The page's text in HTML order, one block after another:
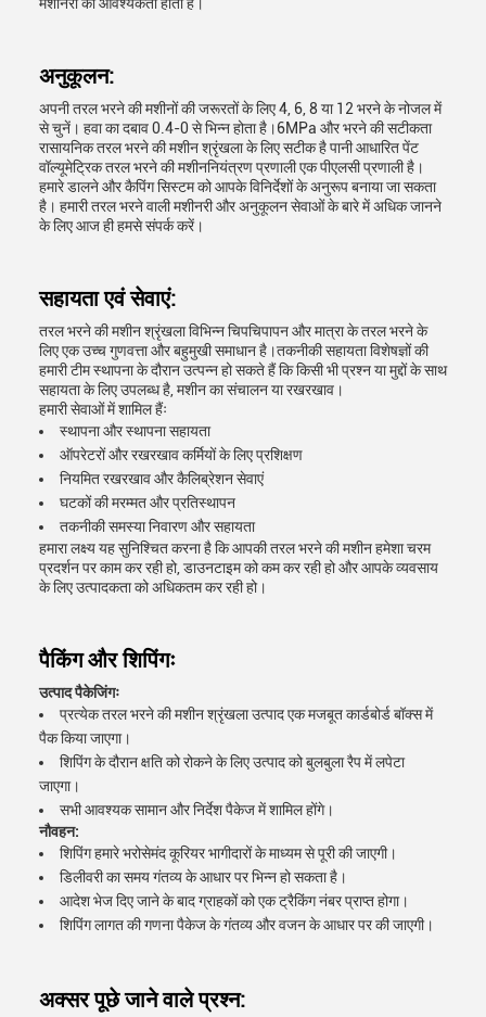
अनुकूलन:
अपनी तरल भरने की मशीनों की जरूरतों के लिए 4, 6, 8 या 12 भरने के नोजल में
से चुनें। हवा का दबाव 0.4-0 से भिन्न होता है।6MPa और भरने की सटीकता
रासायनिक तरल भरने की मशीन श्रृंखला के लिए सटीक है पानी आधारित पेंट
वॉल्यूमेट्रिक तरल भरने की मशीननियंत्रण प्रणाली एक पीएलसी प्रणाली है।
हमारे डालने और कैपिंग सिस्टम को आपके विनिर्देशों के अनुरूप बनाया जा सकता
है। हमारी तरल भरने वाली मशीनरी और अनुकूलन सेवाओं के बारे में अधिक जानने
के लिए आज ही हमसे संपर्क करें।
सहायता एवं सेवाएं:
तरल भरने की मशीन श्रृंखला विभिन्न चिपचिपापन और मात्रा के तरल भरने के
लिए एक उच्च गुणवत्ता और बहुमुखी समाधान है।तकनीकी सहायता विशेषज्ञों की
हमारी टीम स्थापना के दौरान उत्पन्न हो सकते हैं कि किसी भी प्रश्न या मुद्दों के साथ
सहायता के लिए उपलब्ध है, मशीन का संचालन या रखरखाव।
हमारी सेवाओं में शामिल हैंः
स्थापना और स्थापना सहायता
ऑपरेटरों और रखरखाव कर्मियों के लिए प्रशिक्षण
नियमित रखरखाव और कैलिब्रेशन सेवाएं
घटकों की मरम्मत और प्रतिस्थापन
तकनीकी समस्या निवारण और सहायता
हमारा लक्ष्य यह सुनिश्चित करना है कि आपकी तरल भरने की मशीन हमेशा चरम
प्रदर्शन पर काम कर रही हो, डाउनटाइम को कम कर रही हो और आपके व्यवसाय
के लिए उत्पादकता को अधिकतम कर रही हो।
पैकिंग और शिपिंगः
उत्पाद पैकेजिंगः
प्रत्येक तरल भरने की मशीन श्रृंखला उत्पाद एक मजबूत कार्डबोर्ड बॉक्स में
पैक किया जाएगा।
शिपिंग के दौरान क्षति को रोकने के लिए उत्पाद को बुलबुला रैप में लपेटा
जाएगा।
सभी आवश्यक सामान और निर्देश पैकेज में शामिल होंगे।
नौवहन:
शिपिंग हमारे भरोसेमंद कूरियर भागीदारों के माध्यम से पूरी की जाएगी।
डिलीवरी का समय गंतव्य के आधार पर भिन्न हो सकता है।
आदेश भेज दिए जाने के बाद ग्राहकों को एक ट्रैकिंग नंबर प्राप्त होगा।
शिपिंग लागत की गणना पैकेज के गंतव्य और वजन के आधार पर की जाएगी।
अक्सर पूछे जाने वाले प्रश्न: